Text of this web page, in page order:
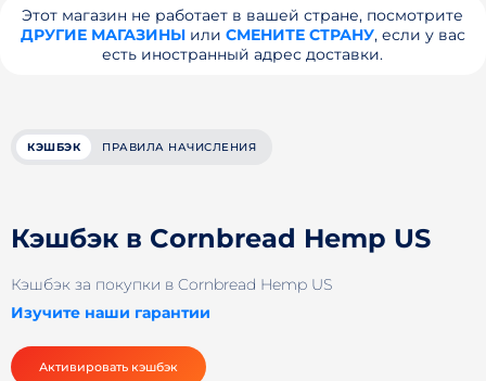
Этот магазин не работает в вашей стране, посмотрите
ДРУГИЕ МАГАЗИНЫили СМЕНИТЕ СТРАНУ, если у вас
есть иностранный адрес доставки.
КЭШБЭК ПРАВИЛА НАЧИСЛЕНИЯ
Кэшбэк в Cornbread Hemp US
Кэшбэк за покупки в Cornbread Hemp US
Изучите наши гарантии
Активировать кэшбэк